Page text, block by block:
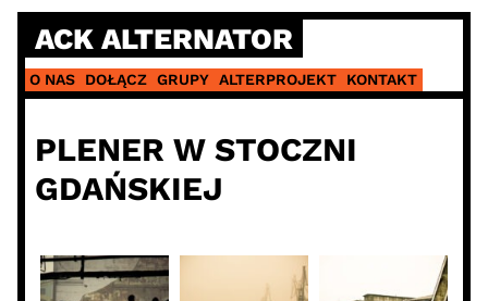
Skip
content
ACK ALTERNATOR
O NAS DOŁĄCZ GRUPY ALTERPROJEKT KONTAKT
PLENER W STOCZNI
GDAŃSKIEJ